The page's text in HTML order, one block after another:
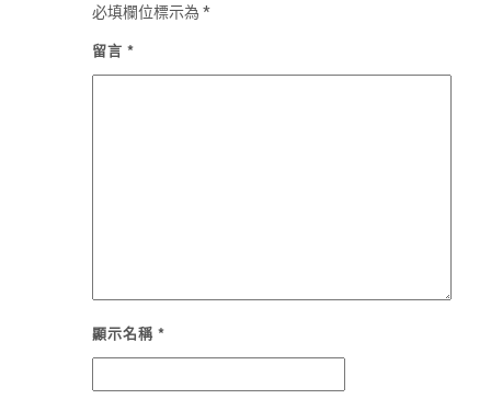
必填欄位標示為 *
留言 *
顯示名稱 *